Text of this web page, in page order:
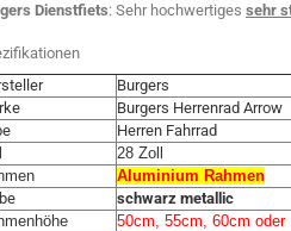
Dienstfiets: Sehr hochwertiges sehr
Burgers
Burgers Herrenrad Arrow
Herren Fahrrad
28 Zoll
Aluminium Rahmen
schwarz metallic
50cm, 55cm, 60cm